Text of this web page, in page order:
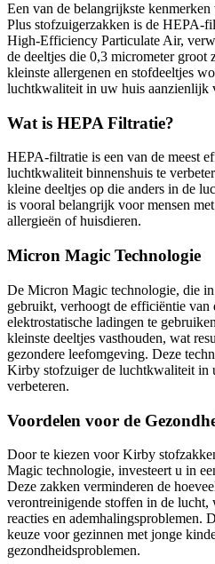
Een van de belangrijkste
Plus stofzuigerzakken is de HEPA-
High-Efficiency Particulate Air,
de deeltjes die 0,3 micrometer groot
kleinste allergenen en stofdeeltjes
luchtkwaliteit in uw huis aanzienlijk
Wat is HEPA Filtratie?
HEPA-filtratie is een van de meest
luchtkwaliteit binnenshuis te
kleine deeltjes op die anders in de
is vooral belangrijk voor mensen
allergieën of huisdieren.
Micron Magic Technologie
De Micron Magic technologie, die
gebruikt, verhoogt de efficiëntie
elektrostatische ladingen te
kleinste deeltjes vasthouden, wat
gezondere leefomgeving. Deze
Kirby stofzuiger de luchtkwaliteit in
verbeteren.
Voordelen voor de
Door te kiezen voor Kirby
Magic technologie, investeert u in
Deze zakken verminderen de
verontreinigende stoffen in de
reacties en ademhalingsproblemen.
keuze voor gezinnen met jonge
gezondheidsproblemen.